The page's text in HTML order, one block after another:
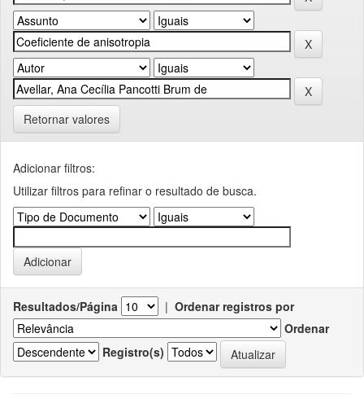
Retornar valores
Adicionar filtros:
Utilizar filtros para refinar o resultado de busca.
Resultados/Página | Ordenar registros por
Ordenar
Registro(s)